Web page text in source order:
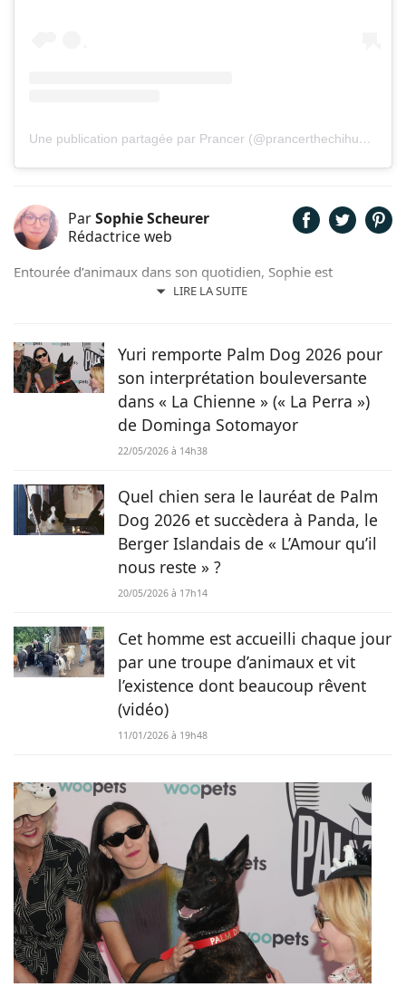
Une publication partagée par Prancer (@prancerthechihuahua)
ParSophie Scheurer
Rédactrice web
LIRE LA SUITE
Entourée d’animaux dans son quotidien, Sophie est
également passionnée de mots. Son amour pour les
précaire. Maya la croisée Labrador-Border Collie a été
retrouvée errante par la SPA et Hatchi, le chien Arbi, a été
sauvé de Tunisie. À ses yeux, ses 2 chiens, son chat et ses
lapins font partie intégrante de sa vie et de sa famille ! C’est
donc sans hésiter qu’elle a décidé de mettre sa plume au
service de Chien.fr.
Yuri remporte Palm Dog 2026 pour
son interprétation bouleversante
dans « La Chienne » (« La Perra »)
de Dominga Sotomayor
22/05/2026 à 14h38
Quel chien sera le lauréat de Palm
Dog 2026 et succèdera à Panda, le
Berger Islandais de « L’Amour qu’il
nous reste » ?
20/05/2026 à 17h14
Cet homme est accueilli chaque jour
par une troupe d’animaux et vit
l’existence dont beaucoup rêvent
(vidéo)
11/01/2026 à 19h48